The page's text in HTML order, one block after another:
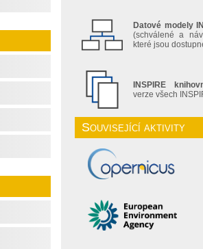
Datové modely
(schválené a
které jsou
INSPIRE
verze všech
Související aktivity